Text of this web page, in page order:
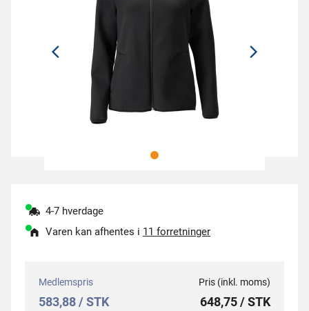
4-7 hverdage
Varen kan afhentes i 11 forretninger
Medlemspris
583,88 / STK
Pris (inkl. moms)
648,75 / STK